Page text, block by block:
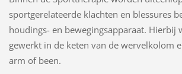
sportgerelateerde klachten en blessures
houdings- en bewegingsapparaat. Hierbij
gewerkt in de keten van de wervelkolom
arm of been.